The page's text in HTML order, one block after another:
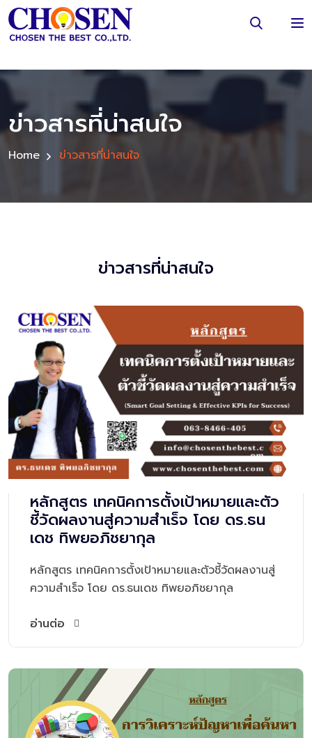
ข่าวสารที่น่าสนใจ
Home ข่าวสารที่น่าสนใจ
ข่าวสารที่น่าสนใจ
หลักสูตร เทคนิคการตั้งเป้าหมายและตัว
ชี้วัดผลงานสู่ความสำเร็จ โดย ดร.ธน
เดช ทิพยอภิชยากุล
หลักสูตร เทคนิคการตั้งเป้าหมายและตัวชี้วัดผลงานสู่
ความสำเร็จ โดย ดร.ธนเดช ทิพยอภิชยากุล
อ่านต่อ